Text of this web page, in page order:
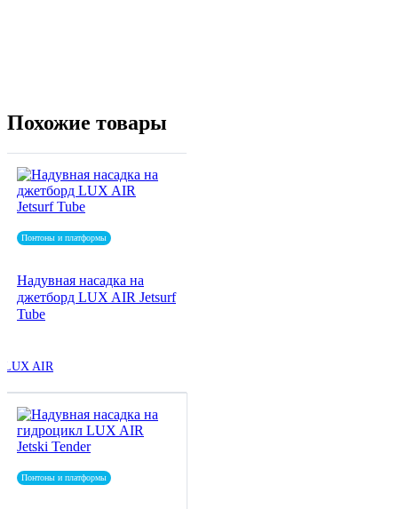
Похожие товары
Понтоны и платформы
Надувная насадка на
джетборд LUX AIR Jetsurf
Tube
LUX AIR
Понтоны и платформы